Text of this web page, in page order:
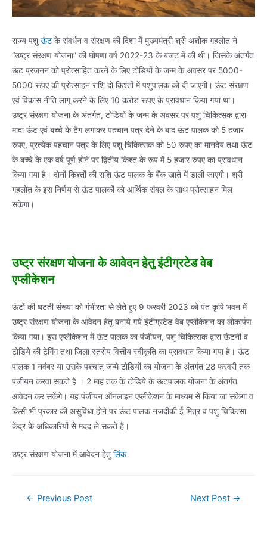
राज्य पशु ऊंट के संवर्धन व संरक्षण की दिशा में मुख्यमंत्री श्री अशोक गहलोत ने
“उष्ट्र संरक्षण योजना” की घोषणा वर्ष 2022-23 के बजट में की थी। जिसके अंतर्गत
ऊंट प्रजनन को प्रोत्साहित करने के लिए टोडियों के जन्म के अवसर पर 5000-
5000 रूपए की प्रोत्साहन राशि दो किश्तों में पशुपालक को दी जाएगी। ऊंट संरक्षण
एवं विकास नीति लागू करने के लिए 10 करोड़ रूपए के प्रावधान किया गया था।
उष्ट्र संरक्षण योजना के अंतर्गत, टोडियों के जन्म के अवसर पर पशु चिकित्सक द्वारा
मादा ऊंट एवं बच्चे के टैग लगाकर पहचान पत्र देने के बाद ऊंट पालक को 5 हजार
रुपए, प्रत्येक पहचान पत्र के लिए पशु चिकित्सक को 50 रुपए का मानदेय तथा ऊंट
के बच्चे के एक वर्ष पूर्ण होने पर द्वितीय किश्त के रूप में 5 हजार रुपए का प्रावधान
किया गया है। दोनों किश्तों की राशि ऊंट पालक के बैंक खाते में डाली जाएगी। श्री
गहलोत के इस निर्णय से ऊंट पालकों को आर्थिक संबल के साथ प्रोत्साहन मिल
सकेगा।
उष्ट्र संरक्षण योजना के आवेदन हेतु इंटीग्रटेड वेब
एप्लीकेशन
ऊंटों की घटती संख्या को गंभीरता से लेते हुए 9 फरवरी 2023 को पंत कृषि भवन में
उष्ट्र संरक्षण योजना के आवेदन हेतु बनाये गये इंटीग्रटेड वेब एप्लीकेशन का लोकार्पण
किया गया। इस एप्लीकेशन में ऊंट पालक का पंजीयन, पशु चिकित्सक द्वारा ऊंटनी व
टोडिये की टेगिंग तथा जिला स्तरीय वित्तीय स्वीकृति का प्रावधान किया गया है। ऊंट
पालक 1 नवंबर या उसके पश्चात् जन्मे टोडियों का योजना के अंतर्गत 28 फरवरी तक
पंजीयन करवा सकते है । 2 माह तक के टोडिये के ऊंटपालक योजना के अंतर्गत
आवेदन कर सकेंगे। यह पंजीयन ऑनलाइन एप्लीकेशन के माध्यम से किया जा सकेगा व
किसी भी प्रकार की असुविधा होने पर ऊंट पालक नजदीकी ई मित्र व पशु चिकित्सा
केंद्र के अधिकारियों से मदद ले सकते है।
उष्ट्र संरक्षण योजना में आवेदन हेतु लिंक
Post← Previous Post Next Post →